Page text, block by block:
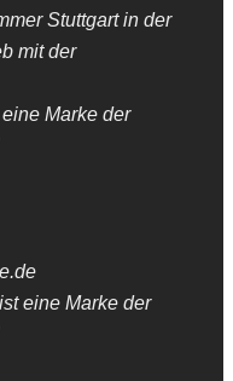
Stuttgart in der
mit der
Marke der
eine Marke der